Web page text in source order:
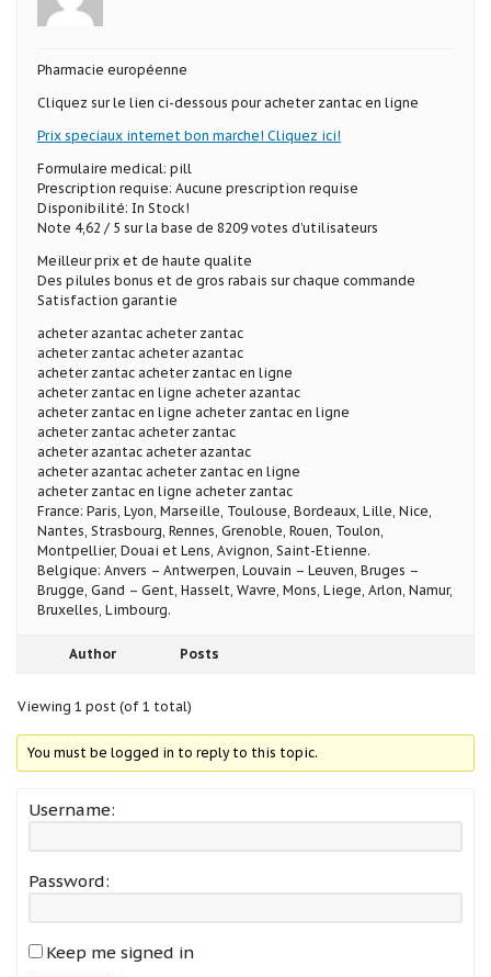
Pharmacie européenne
Cliquez sur le lien ci-dessous pour acheter zantac en ligne
Prix speciaux internet bon marche! Cliquez ici!
Formulaire medical: pill
Prescription requise: Aucune prescription requise
Disponibilité: In Stock!
Note 4,62 / 5 sur la base de 8209 votes d’utilisateurs
Meilleur prix et de haute qualite
Des pilules bonus et de gros rabais sur chaque commande
Satisfaction garantie
acheter azantac acheter zantac
acheter zantac acheter azantac
acheter zantac acheter zantac en ligne
acheter zantac en ligne acheter azantac
acheter zantac en ligne acheter zantac en ligne
acheter zantac acheter zantac
acheter azantac acheter azantac
acheter azantac acheter zantac en ligne
acheter zantac en ligne acheter zantac
France: Paris, Lyon, Marseille, Toulouse, Bordeaux, Lille, Nice,
Nantes, Strasbourg, Rennes, Grenoble, Rouen, Toulon,
Montpellier, Douai et Lens, Avignon, Saint-Etienne.
Belgique: Anvers – Antwerpen, Louvain – Leuven, Bruges –
Brugge, Gand – Gent, Hasselt, Wavre, Mons, Liege, Arlon, Namur,
Bruxelles, Limbourg.
Author Posts
Viewing 1 post (of 1 total)
You must be logged in to reply to this topic.
Username:
Password:
Keep me signed in